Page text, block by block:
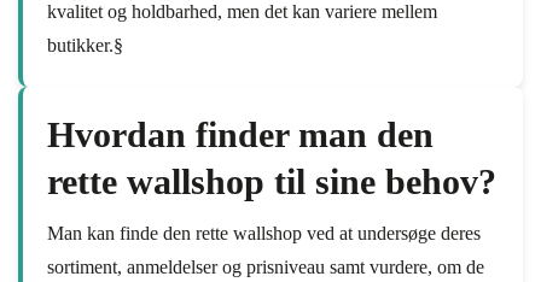
kvalitet og holdbarhed, men det kan variere mellem
butikker.§
Hvordan finder man den
rette wallshop til sine behov?
Man kan finde den rette wallshop ved at undersøge deres
sortiment, anmeldelser og prisniveau samt vurdere, om de